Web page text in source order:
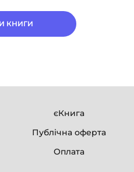
КНИГИ
єКнига
Публічна оферта
Оплата